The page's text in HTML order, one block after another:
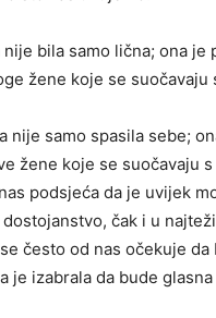
bila samo lična; ona je
žene koje se suočavaju
nije samo spasila sebe;
žene koje se suočavaju
podsjeća da je uvijek
čak i u
često od nas očekuje da
je izabrala da bude